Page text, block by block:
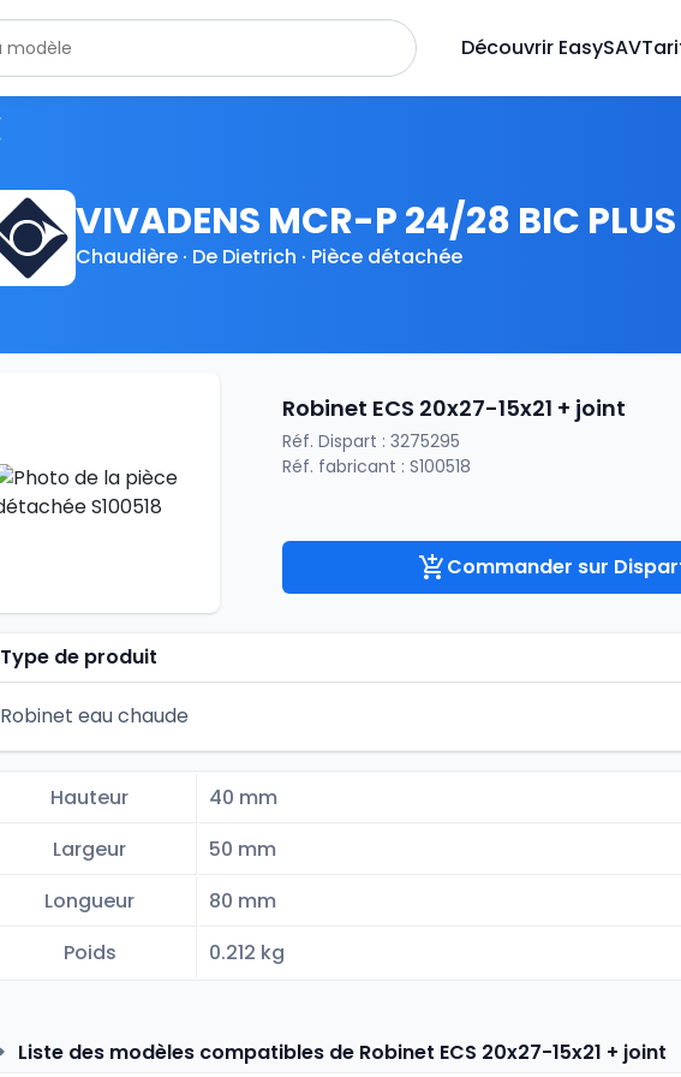
Découvrir EasySAV
VIVADENS MCR-P 24/28 BIC PLUS
Chaudière · De Dietrich · Pièce détachée
Robinet ECS 20x27-15x21 + joint
Réf. Dispart : 3275295
Réf. fabricant : S100518
Commander sur
Type de produit
Robinet eau chaude
Hauteur
40 mm
Largeur
50 mm
Longueur
80 mm
Poids
0.212 kg
Liste des modèles compatibles de Robinet ECS 20x27-15x21 + joint